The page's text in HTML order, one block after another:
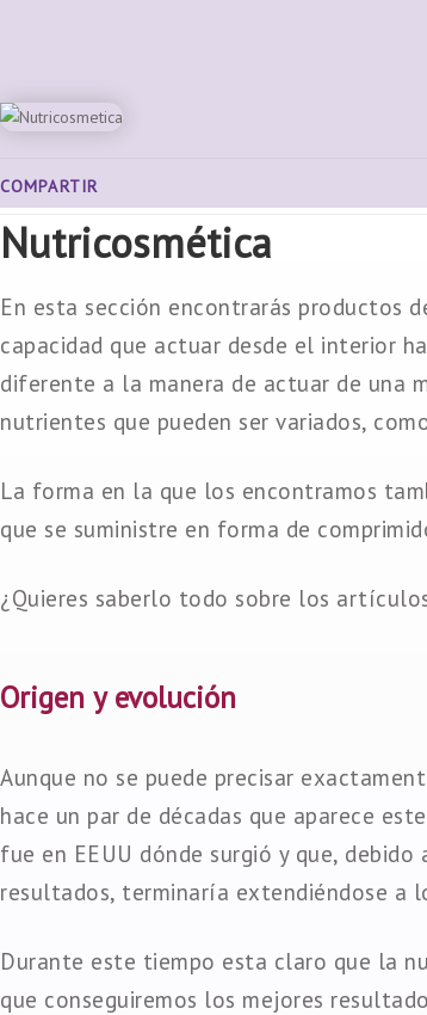
COMPARTIR
Nutricosmética
En esta sección encontrarás productos
capacidad que actuar desde el interior
diferente a la manera de actuar de una
nutrientes que pueden ser variados,
La forma en la que los encontramos
que se suministre en forma de
¿Quieres saberlo todo sobre los
Origen y evolución
Aunque no se puede precisar
hace un par de décadas que aparece
fue en EEUU dónde surgió y que,
resultados, terminaría extendiéndose a
Durante este tiempo esta claro que la
que conseguiremos los mejores